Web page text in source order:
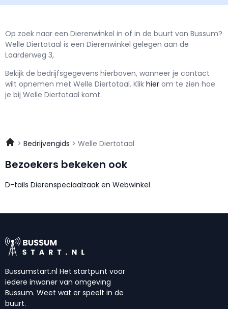
Op zoek naar een Dierenwinkel in of in de buurt van Bussum?
Welle Diertotaal is een Dierenwinkel gelegen aan de
Laarderweg 3,
Bekijk de bedrijfsgegevens hierboven, wanneer je contact
wilt opnemen met Welle Diertotaal. Klik hier om te zien hoe
je bij Welle Diertotaal komt.
Bedrijvengids Welle Diertotaal
Bezoekers bekeken ook
D-tails Dierenspeciaalzaak en Webwinkel
Bussumstart.nl Het startpunt voor
iedere inwoner van omgeving
Bussum. Weet wat er speelt in de
buurt.